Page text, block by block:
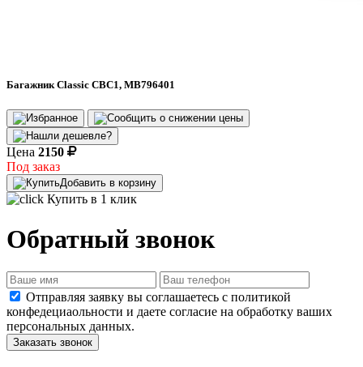
Багажник Classic CBC1, MB796401
Цена 2150
Под заказ
Добавить в корзину
Купить в 1 клик
Обратный звонок
Отправляя заявку вы соглашаетесь с политикой
конфедециаольности и даете согласие на обработку ваших
персональных данных.
Заказать звонок